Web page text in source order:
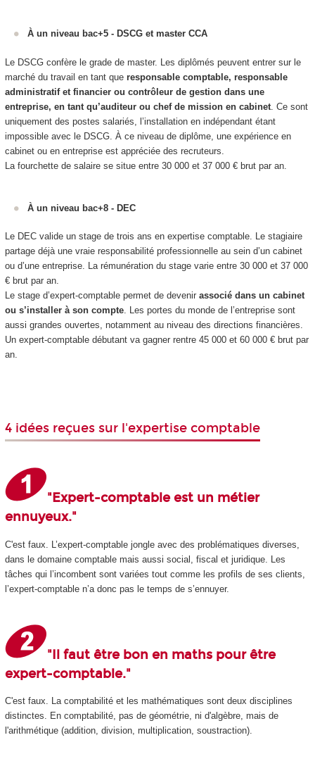
À un niveau bac+5 - DSCG et master CCA
Le DSCG confère le grade de master. Les diplômés peuvent entrer sur le
marché du travail en tant que responsable comptable, responsable
administratif et financier ou contrôleur de gestion dans une
entreprise, en tant qu’auditeur ou chef de mission en cabinet. Ce sont
uniquement des postes salariés, l’installation en indépendant étant
impossible avec le DSCG. À ce niveau de diplôme, une expérience en
cabinet ou en entreprise est appréciée des recruteurs.
La fourchette de salaire se situe entre 30 000 et 37 000 € brut par an.
À un niveau bac+8 - DEC
Le DEC valide un stage de trois ans en expertise comptable. Le stagiaire
partage déjà une vraie responsabilité professionnelle au sein d’un cabinet
ou d’une entreprise. La rémunération du stage varie entre 30 000 et 37 000
€ brut par an.
Le stage d’expert-comptable permet de devenir associé dans un cabinet
ou s’installer à son compte. Les portes du monde de l’entreprise sont
aussi grandes ouvertes, notamment au niveau des directions financières.
Un expert-comptable débutant va gagner rentre 45 000 et 60 000 € brut par
an.
4 idées reçues sur l'expertise comptable
"Expert-comptable est un métier
ennuyeux."
C'est faux. L’expert-comptable jongle avec des problématiques diverses,
dans le domaine comptable mais aussi social, fiscal et juridique. Les
tâches qui l’incombent sont variées tout comme les profils de ses clients,
l’expert-comptable n’a donc pas le temps de s’ennuyer.
"Il faut être bon en maths pour être
expert-comptable."
C'est faux. La comptabilité et les mathématiques sont deux disciplines
distinctes. En comptabilité, pas de géométrie, ni d'algèbre, mais de
l'arithmétique (addition, division, multiplication, soustraction).